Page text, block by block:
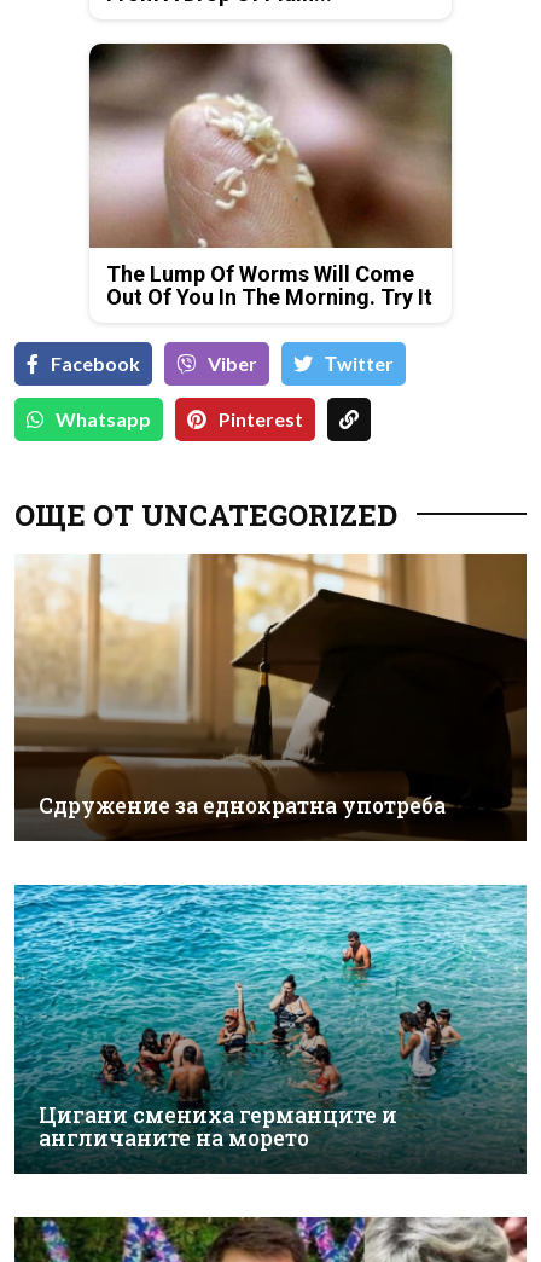
The Lump Of Worms Will Come
Out Of You In The Morning. Try It
Facebook Viber Тwitter
Whatsapp Pinterest
ОЩЕ ОТ UNCATEGORIZED
Сдружение за еднократна употреба
Цигани смениха германците и
англичаните на морето